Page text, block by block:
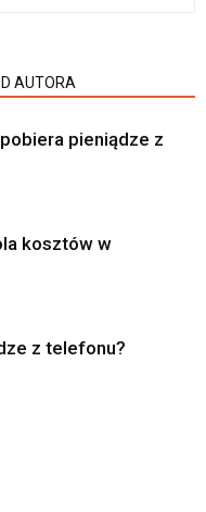
AUTORA
pieniądze z
kosztów w
z telefonu?